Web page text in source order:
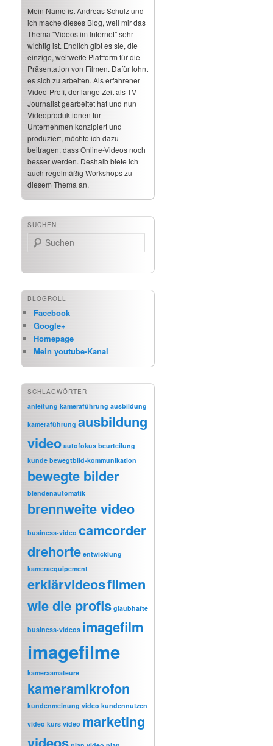
Mein Name ist Andreas Schulz und
ich mache dieses Blog, weil mir das
Thema "Videos im Internet" sehr
wichtig ist. Endlich gibt es sie, die
einzige, weltweite Plattform für die
Präsentation von Filmen. Dafür lohnt
es sich zu arbeiten. Als erfahrener
Video-Profi, der lange Zeit als TV-
Journalist gearbeitet hat und nun
Videoproduktionen für
Unternehmen konzipiert und
produziert, möchte ich dazu
beitragen, dass Online-Videos noch
besser werden. Deshalb biete ich
auch regelmäßig Workshops zu
diesem Thema an.
SUCHEN
Suchen
BLOGROLL
Facebook
Google+
Homepage
Mein youtube-Kanal
SCHLAGWÖRTER
anleitung kameraführung ausbildung
kameraführung ausbildung
video autofokus beurteilung
kunde bewegtbild-kommunikation
bewegte bilder
blendenautomatik
brennweite video
business-video camcorder
drehorte entwicklung
kameraequipement
erklärvideosfilmen
wie die profis glaubhafte
business-videos imagefilm
imagefilme
kameraamateure
kameramikrofon
kundenmeinung video kundennutzen
video kurs video marketing